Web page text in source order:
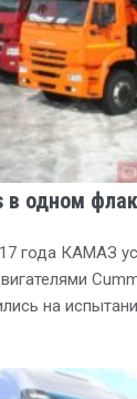
одном
года КАМАЗ
на